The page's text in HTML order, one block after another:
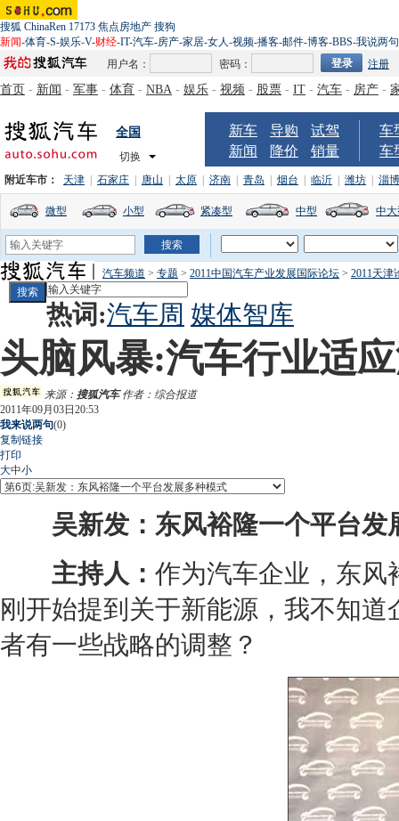
搜狐 ChinaRen 17173 焦点房地产 搜狗
新闻-体育-S-娱乐-V-财经-IT-汽车-房产-家居-女人-视频-播客-邮件-博客-BBS-我说两句
用户名：
密码： 注册
首页 - 新闻 - 军事 - 体育 - NBA - 娱乐 - 视频 - 股票 - IT - 汽车 - 房产 -
全国
切换
新车 导购
试驾
新闻
降价 销量
车
车
附近车市： 天津 石家庄 唐山 太原 济南 青岛 烟台 临沂 潍坊 淄博
微型 小型 紧凑型 中型 中
汽车频道 > 专题 > 2011中国汽车产业发展国际论坛 > 2011天津
热词:汽车周 媒体智库
头脑风暴:汽车行业适
来源： 搜狐汽车作者：综合报道
2011年09月03日20:53
我来说两句(0)
复制链接
打印
大中小
吴新发：东风裕隆一个平台发
主持人： 作为汽车企业 ，东
刚开始提到关于新能源 ，我不知
者有一些战略的调整？